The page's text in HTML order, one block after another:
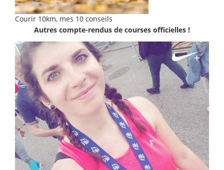
Courir 10km, mes 10 conseils
Autres compte-rendus de courses officielles !